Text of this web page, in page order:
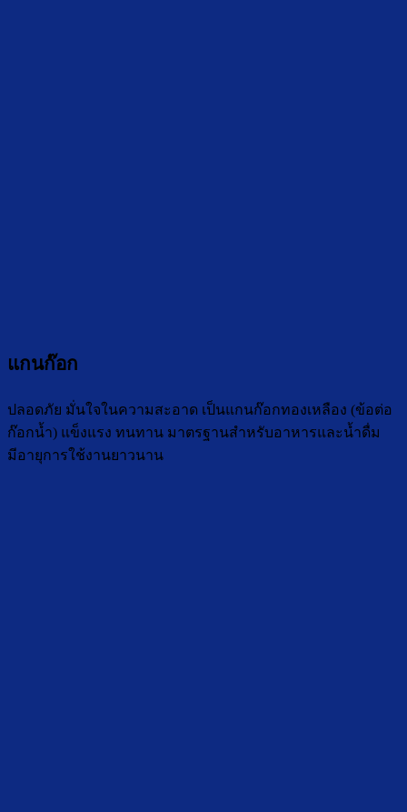
แกนก๊อก
ปลอดภัย มั่นใจในความสะอาด เป็นแกนก๊อกทองเหลือง (ข้อต่อ
ก๊อกน้ำ) แข็งแรง ทนทาน มาตรฐานสำหรับอาหารและน้ำดื่ม
มีอายุการใช้งานยาวนาน